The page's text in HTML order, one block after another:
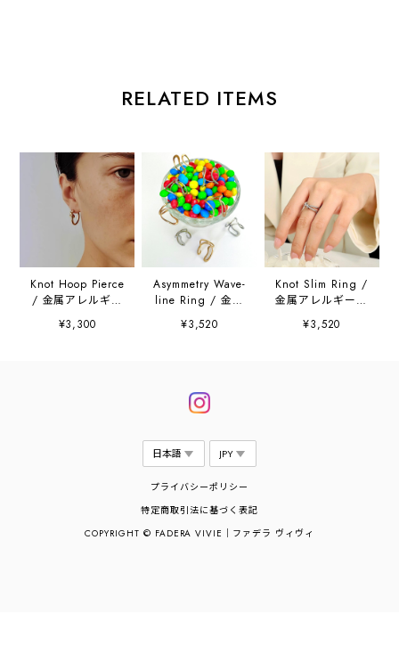
RELATED ITEMS
Knot Hoop Pierce
/ 金属アレルギー
対応
¥3,300
Asymmetry Wave-
line Ring / 金属
アレルギー対応
¥3,520
Knot Slim Ring /
金属アレルギー対
応
¥3,520
プライバシーポリシー
特定商取引法に基づく表記
COPYRIGHT © FADERA VIVIE｜ファデラ ヴィヴィ